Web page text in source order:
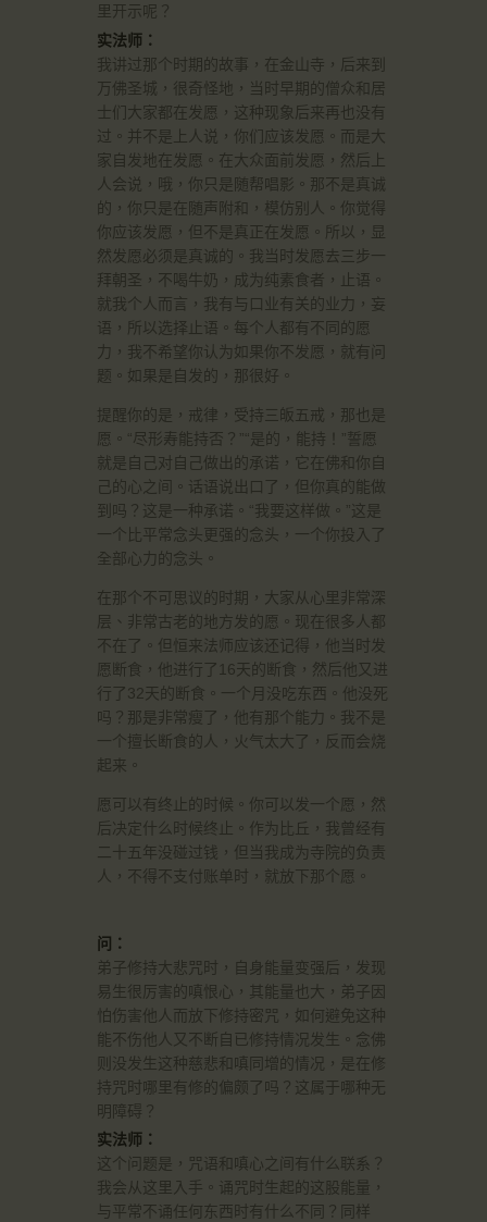
里开示呢？
实法师：
我讲过那个时期的故事，在金山寺，后来到
万佛圣城，很奇怪地，当时早期的僧众和居
士们大家都在发愿，这种现象后来再也没有
过。并不是上人说，你们应该发愿。而是大
家自发地在发愿。在大众面前发愿，然后上
人会说，哦，你只是随帮唱影。那不是真诚
的，你只是在随声附和，模仿别人。你觉得
你应该发愿，但不是真正在发愿。所以，显
然发愿必须是真诚的。我当时发愿去三步一
拜朝圣，不喝牛奶，成为纯素食者，止语。
就我个人而言，我有与口业有关的业力，妄
语，所以选择止语。每个人都有不同的愿
力，我不希望你认为如果你不发愿，就有问
题。如果是自发的，那很好。
提醒你的是，戒律，受持三皈五戒，那也是
愿。“尽形寿能持否？”“是的，能持！”誓愿
就是自己对自己做出的承诺，它在佛和你自
己的心之间。话语说出口了，但你真的能做
到吗？这是一种承诺。“我要这样做。”这是
一个比平常念头更强的念头，一个你投入了
全部心力的念头。
在那个不可思议的时期，大家从心里非常深
层、非常古老的地方发的愿。现在很多人都
不在了。但恒来法师应该还记得，他当时发
愿断食，他进行了16天的断食，然后他又进
行了32天的断食。一个月没吃东西。他没死
吗？那是非常瘦了，他有那个能力。我不是
一个擅长断食的人，火气太大了，反而会烧
起来。
愿可以有终止的时候。你可以发一个愿，然
后决定什么时候终止。作为比丘，我曾经有
二十五年没碰过钱，但当我成为寺院的负责
人，不得不支付账单时，就放下那个愿。
问：
弟子修持大悲咒时，自身能量变强后，发现
易生很厉害的嗔恨心，其能量也大，弟子因
怕伤害他人而放下修持密咒，如何避免这种
能不伤他人又不断自已修持情况发生。念佛
则没发生这种慈悲和嗔同增的情况，是在修
持咒时哪里有修的偏颇了吗？这属于哪种无
明障碍？
实法师：
这个问题是，咒语和嗔心之间有什么联系？
我会从这里入手。诵咒时生起的这股能量，
与平常不诵任何东西时有什么不同？同样